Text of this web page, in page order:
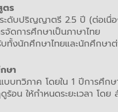
ตร
ะดับปริญญาตรี 2.5 ปี (ต่อเนื่
จัดการศึกษาเป็นภาษาไทย
ทั้งนักศึกษาไทยและนักศึกษาต่
ษา
บบทวิภาค โดยใน 1 ปีการศึ
ร้อน ให้กำหนดระยะเวลา โด